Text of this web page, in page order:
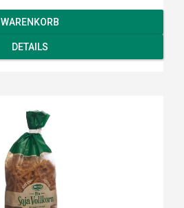
WARENKORB
DETAILS